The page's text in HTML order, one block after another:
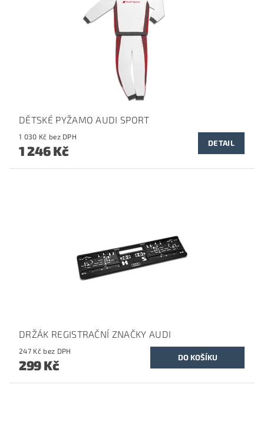
DĚTSKÉ PYŽAMO AUDI SPORT
1 030 Kč bez DPH
1 246 Kč DETAIL
DRŽÁK REGISTRAČNÍ ZNAČKY AUDI
247 Kč bez DPH
299 Kč